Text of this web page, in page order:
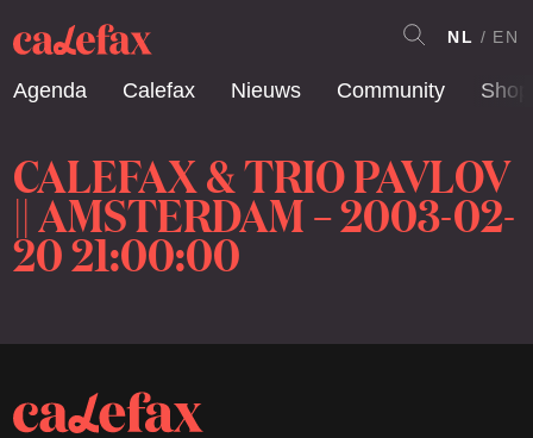
Agenda Calefax Nieuws Community Shop
NL EN
CALEFAX & TRIO PAVLOV
|| AMSTERDAM – 2003-02-
20 21:00:00